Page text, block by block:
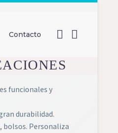
Contacto
funcionales y
durabilidad.
bolsos. Personaliza